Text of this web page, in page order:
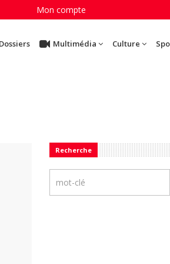
Mon compte
Multimédia Culture
Recherche